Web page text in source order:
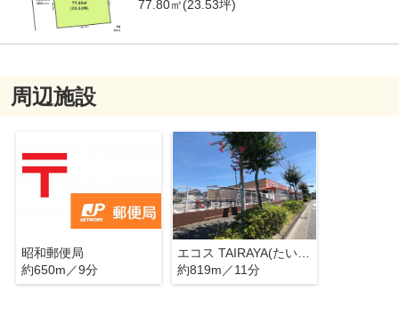
77.80㎡(23.53坪)
周辺施設
昭和郵便局
約650m／9分
エコス TAIRAYA(たいらや) 築地店
約819m／11分